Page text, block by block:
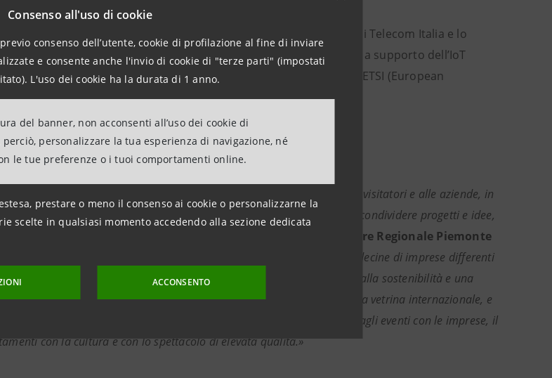
Consenso all'uso di cookie
consenso dell’utente, cookie di profilazione al fine di inviare
e consente anche l'invio di cookie di "terze parti" (impostati
L'uso dei cookie ha la durata di 1 anno.
del banner, non acconsenti all’uso dei cookie di
personalizzare la tua esperienza di navigazione, né
le tue preferenze o i tuoi comportamenti online.
prestare o meno il consenso ai cookie o personalizzarne la
scelte in qualsiasi momento accedendo alla sezione dedicata
ACCONSENTO
installate presso l’Open Air Lab di Tim a Torino, la Torre di Pero di Telecom Italia e lo
2015 sono state tutte integrate nella piattaforma sperimentale a supporto dell’IoT
da Tim e aderente a uno specifico standard internazionale di ETSI (European
Institute).
sull’azienda:www.canavisia.it/it.
***
sviluppato uno spazio espositivo aperto e coinvolgente, dedicato ai visitatori e alle aziende, in
raccontarsi, incontrare altre realtà imprenditoriali, sviluppare e condividere progetti e idee,
di business internazionali
Cristina Balbo, Direttore Regionale Piemonte
Da maggio ad oggi, The Waterstone ha ospitato decine di imprese differenti
ma che condividono una produzione di qualità, l’attenzione alla sostenibilità e una
Expo ci ha insegnato che le nostre aziende hanno bisogno di una vetrina internazionale, e
ha il dovere di aiutarle a trovarla. Voglio anche ricordare che, oltre agli eventi con le imprese, il
con la cultura e con lo spettacolo di elevata qualità.»